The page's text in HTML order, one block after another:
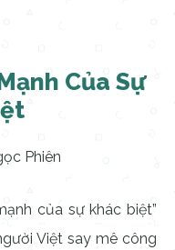
Của Sự
Phiên
của sự khác biệt”
Việt say mê công